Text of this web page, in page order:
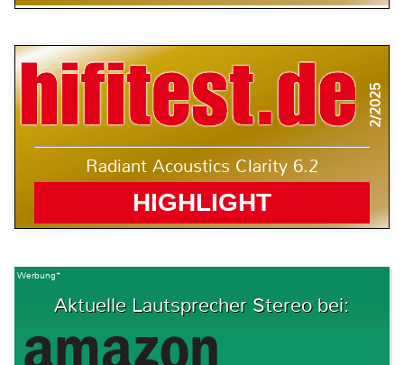
2/2025
Radiant Acoustics Clarity 6.2
HIGHLIGHT
Werbung*
Aktuelle Lautsprecher Stereo bei: